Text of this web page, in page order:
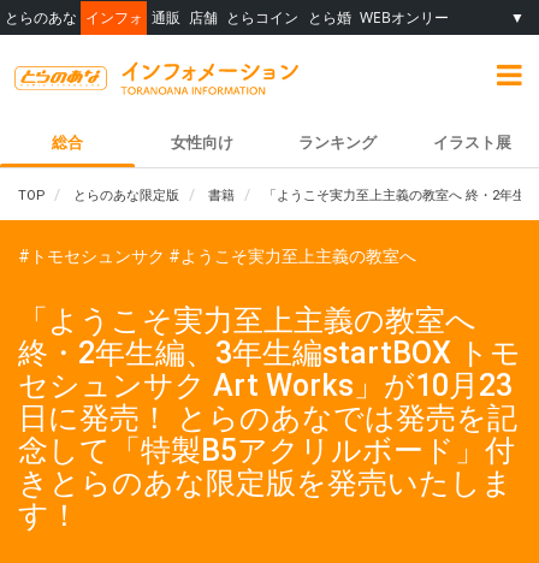
とらのあな インフォ 通販 店舗 とらコイン とら婚 WEBオンリー ▼
総合 女性向け ランキング イラスト展
TOP とらのあな限定版 書籍 「ようこそ実力至上主義の教室へ 終・2年
#トモセシュンサク #ようこそ実力至上主義の教室へ
「ようこそ実力至上主義の教室へ
終・2年生編、3年生編startBOX トモ
セシュンサク Art Works」が10月23
日に発売！ とらのあなでは発売を記
念して「特製B5アクリルボード」付
きとらのあな限定版を発売いたしま
す！